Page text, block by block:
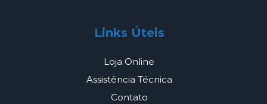
Links Úteis
Loja Online
Assistência Técnica
Contato